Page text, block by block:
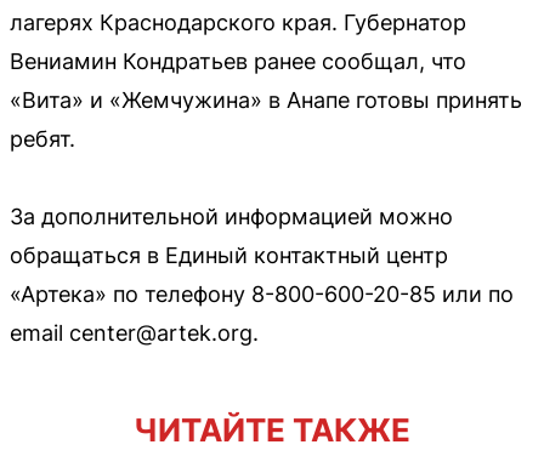
лагерях Краснодарского края. Губернатор
Вениамин Кондратьев ранее сообщал, что
«Вита» и «Жемчужина» в Анапе готовы принять
ребят.
За дополнительной информацией можно
обращаться в Единый контактный центр
«Артека» по телефону 8-800-600-20-85 или по
email center@artek.org.
ЧИТАЙТЕ ТАКЖЕ